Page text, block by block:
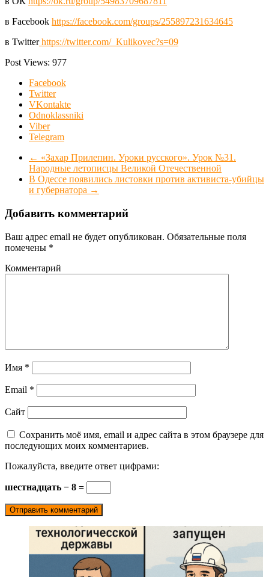
в Facebook https://facebook.com/groups/255897231634645
в Twitterhttps://twitter.com/_Kulikovec?s=09
Post Views: 977
Facebook
Twitter
VKontakte
Odnoklassniki
Viber
Telegram
← «Захар Прилепин. Уроки русского». Урок №31.
Народные летописцы Великой Отечественной
В Одессе появились листовки против активиста-убийцы
и губернатора →
Добавить комментарий
Ваш адрес email не будет опубликован. Обязательные поля
помечены *
Комментарий
Имя *
Email *
Сайт
Сохранить моё имя, email и адрес сайта в этом браузере для
последующих моих комментариев.
Пожалуйста, введите ответ цифрами:
шестнадцать − 8 =